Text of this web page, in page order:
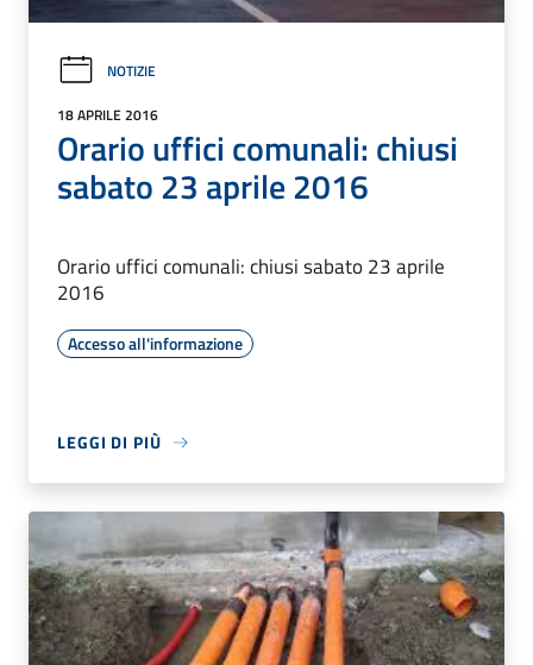
NOTIZIE
18 APRILE 2016
Orario uffici comunali: chiusi
sabato 23 aprile 2016
Orario uffici comunali: chiusi sabato 23 aprile
2016
Accesso all'informazione
LEGGI DI PIÙ